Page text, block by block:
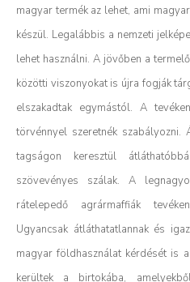
magyar termék az lehet, ami
készül. Legalábbis a nemzeti
lehet használni. A jövőben a
közötti viszonyokat is újra fogják
elszakadtak egymástól. A
törvénnyel szeretnék szabályozni.
tagságon keresztül
szövevényes szálak. A
rátelepedő agrármaffiák
Ugyancsak átláthatatlannak és
magyar földhasználat kérdését is
kerültek a birtokába,